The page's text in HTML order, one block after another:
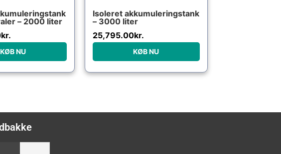
– 2000 liter
kr.
KØB NU
Isoleret akkumuleringstank
– 3000 liter
25,795.00kr.
KØB NU